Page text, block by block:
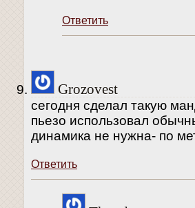
Ответить
Grozovest
сегодня сделал такую
пьезо использовал
динамика не нужна- по
Ответить